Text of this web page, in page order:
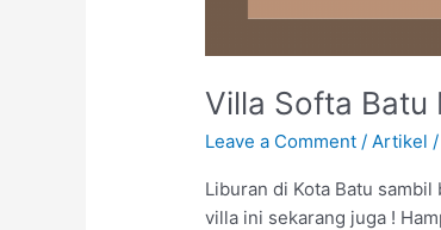
Villa Softa Batu
Leave a Comment / Artikel
Liburan di Kota Batu
villa ini sekarang juga !